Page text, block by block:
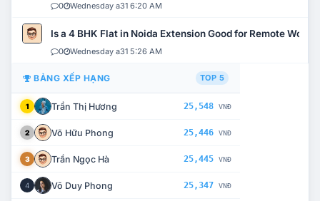
0 Wednesday a31 6:20 AM
Is a 4 BHK Flat in Noida Extension Good for Remote Work?
0 Wednesday a31 5:26 AM
BẢNG XẾP HẠNG TOP 5
1 Trần Thị Hương 25,548 VNĐ
2 Võ Hữu Phong 25,446 VNĐ
3 Trần Ngọc Hà 25,445 VNĐ
4 Võ Duy Phong 25,347 VNĐ